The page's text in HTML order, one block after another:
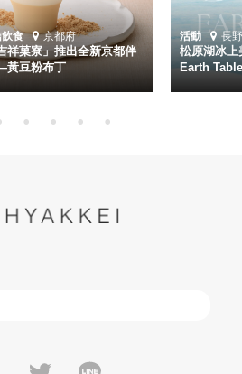
飲食 京都府
祥菓寮」推出全新京都伴
豆粉布丁
活動 長
松原湖冰
Earth